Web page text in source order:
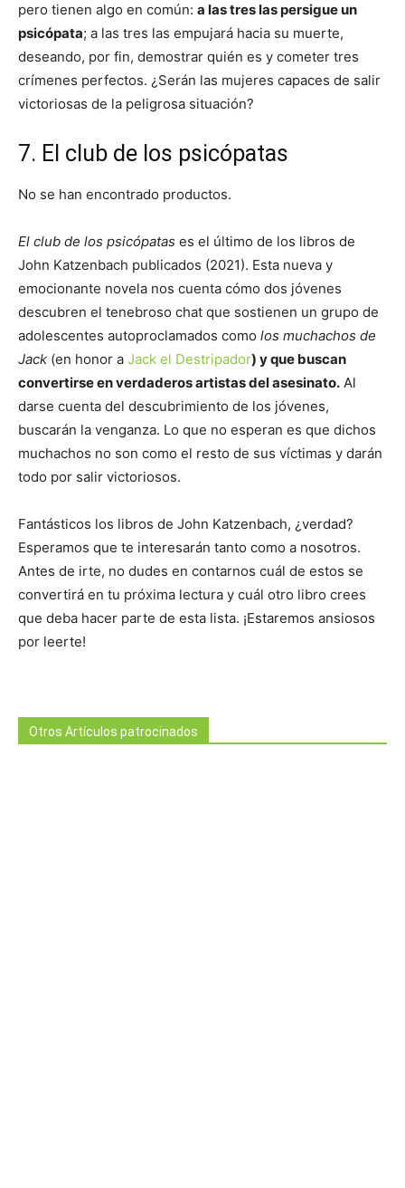
pero tienen algo en común: a las tres las persigue un
psicópata; a las tres las empujará hacia su muerte,
deseando, por fin, demostrar quién es y cometer tres
crímenes perfectos. ¿Serán las mujeres capaces de salir
victoriosas de la peligrosa situación?
7. El club de los psicópatas
No se han encontrado productos.
El club de los psicópatas es el último de los libros de
John Katzenbach publicados (2021). Esta nueva y
emocionante novela nos cuenta cómo dos jóvenes
descubren el tenebroso chat que sostienen un grupo de
adolescentes autoproclamados como los muchachos de
Jack (en honor a Jack el Destripador) y que buscan
convertirse en verdaderos artistas del asesinato. Al
darse cuenta del descubrimiento de los jóvenes,
buscarán la venganza. Lo que no esperan es que dichos
muchachos no son como el resto de sus víctimas y darán
todo por salir victoriosos.
Fantásticos los libros de John Katzenbach, ¿verdad?
Esperamos que te interesarán tanto como a nosotros.
Antes de irte, no dudes en contarnos cuál de estos se
convertirá en tu próxima lectura y cuál otro libro crees
que deba hacer parte de esta lista. ¡Estaremos ansiosos
por leerte!
Otros Artículos patrocinados